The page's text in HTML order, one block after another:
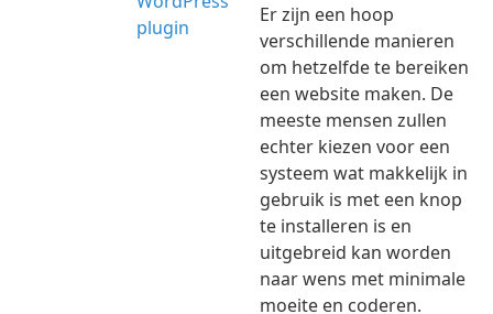
Er zijn een hoop
verschillende manieren
om hetzelfde te bereiken
een website maken. De
meeste mensen zullen
echter kiezen voor een
systeem wat makkelijk in
gebruik is met een knop
te installeren is en
uitgebreid kan worden
naar wens met minimale
moeite en coderen.